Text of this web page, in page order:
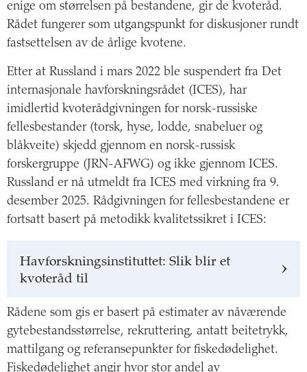
enige om størrelsen på bestandene, gir de kvoteråd.
Rådet fungerer som utgangspunkt for diskusjoner rundt
fastsettelsen av de årlige kvotene.
Etter at Russland i mars 2022 ble suspendert fra Det
internasjonale havforskningsrådet (ICES), har
imidlertid kvoterådgivningen for norsk-russiske
fellesbestander (torsk, hyse, lodde, snabeluer og
blåkveite) skjedd gjennom en norsk-russisk
forskergruppe (JRN-AFWG) og ikke gjennom ICES.
Russland er nå utmeldt fra ICES med virkning fra 9.
desember 2025. Rådgivningen for fellesbestandene er
fortsatt basert på metodikk kvalitetssikret i ICES:
Havforskningsinstituttet: Slik blir et
kvoteråd til
Rådene som gis er basert på estimater av nåværende
gytebestandsstørrelse, rekruttering, antatt beitetrykk,
mattilgang og referansepunkter for fiskedødelighet.
Fiskedødelighet angir hvor stor andel av